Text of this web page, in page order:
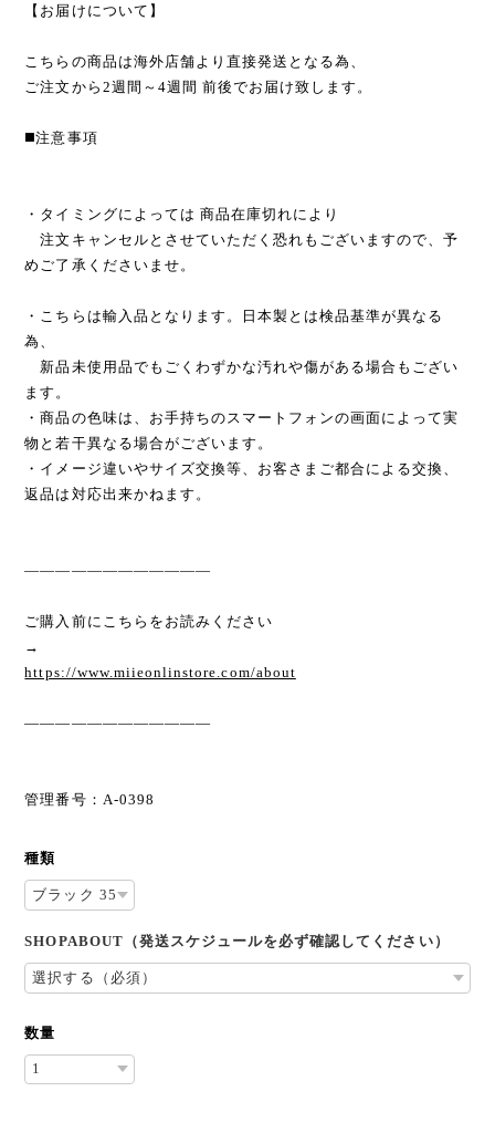
【お届けについて】
こちらの商品は海外店舗より直接発送となる為、
ご注文から2週間～4週間 前後でお届け致します。
◼️注意事項
・タイミングによっては 商品在庫切れにより
注文キャンセルとさせていただく恐れもございますので、予
めご了承くださいませ。
・こちらは輸入品となります。日本製とは検品基準が異なる
為、
新品未使用品でもごくわずかな汚れや傷がある場合もござい
ます。
・商品の色味は、お手持ちのスマートフォンの画面によって実
物と若干異なる場合がございます。
・イメージ違いやサイズ交換等、お客さまご都合による交換、
返品は対応出来かねます。
————————————
ご購入前にこちらをお読みください
→
https://www.miieonlinstore.com/about
————————————
管理番号：A-0398
種類
SHOPABOUT（発送スケジュールを必ず確認してください）
数量